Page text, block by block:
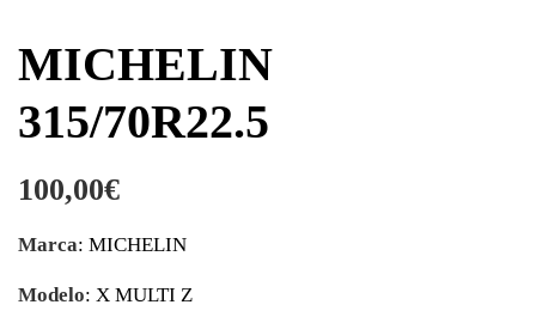
MICHELIN
315/70R22.5
100,00€
Marca: MICHELIN
Modelo: X MULTI Z